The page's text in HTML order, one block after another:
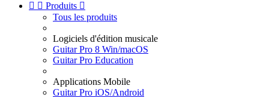
  Produits 
Tous les produits
Logiciels d'édition musicale
Guitar Pro 8 Win/macOS
Guitar Pro Education
Applications Mobile
Guitar Pro iOS/Android